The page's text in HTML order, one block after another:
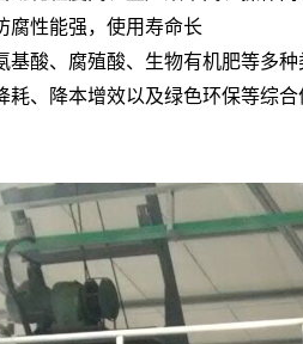
腐性能强，使用寿命长
基酸、腐殖酸、生物有机肥等多
耗、降本增效以及绿色环保等综合